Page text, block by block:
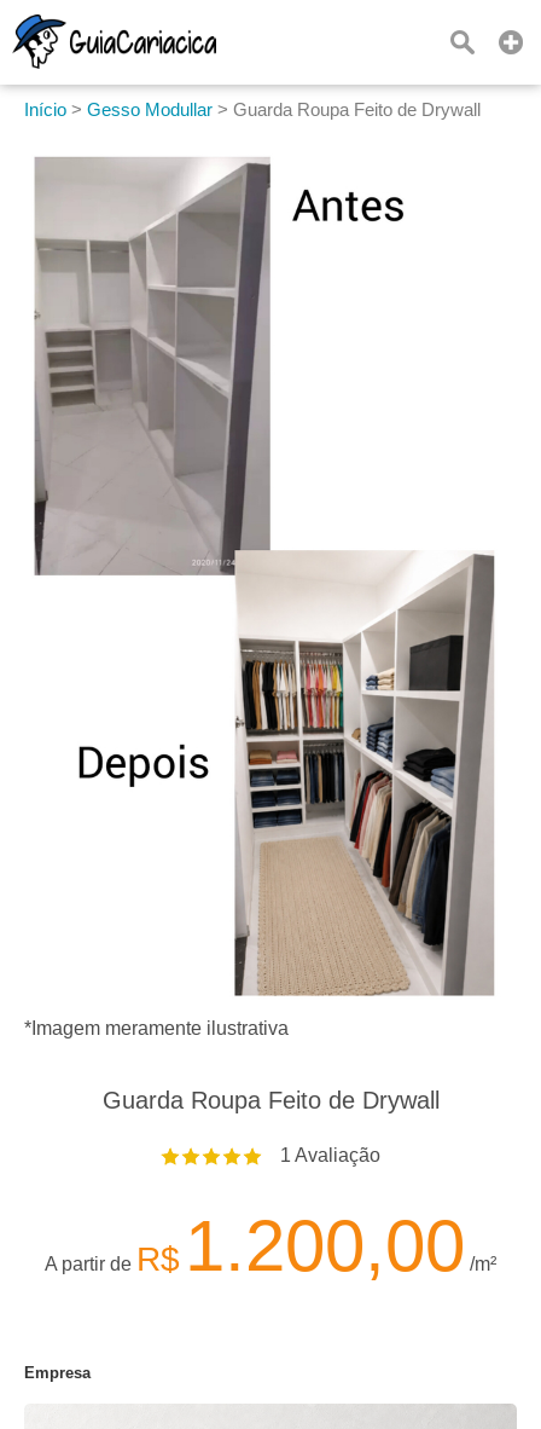
Início > Gesso Modullar > Guarda Roupa Feito de Drywall
*Imagem meramente ilustrativa
Guarda Roupa Feito de Drywall
1 Avaliação
A partir de R$ 1.200,00 /m²
Empresa